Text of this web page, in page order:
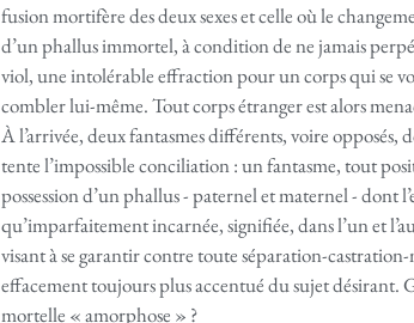
fusion mortifère des deux sexes et celle où le
d’un phallus immortel, à condition de ne jamais
viol, une intolérable effraction pour un corps qui se
combler lui-même. Tout corps étranger est alors
À l’arrivée, deux fantasmes différents, voire opposés,
tente l’impossible conciliation : un fantasme, tout
possession d’un phallus - paternel et maternel - dont
qu’imparfaitement incarnée, signifiée, dans l’un et
visant à se garantir contre toute séparation-
effacement toujours plus accentué du sujet désirant.
mortelle « amorphose » ?